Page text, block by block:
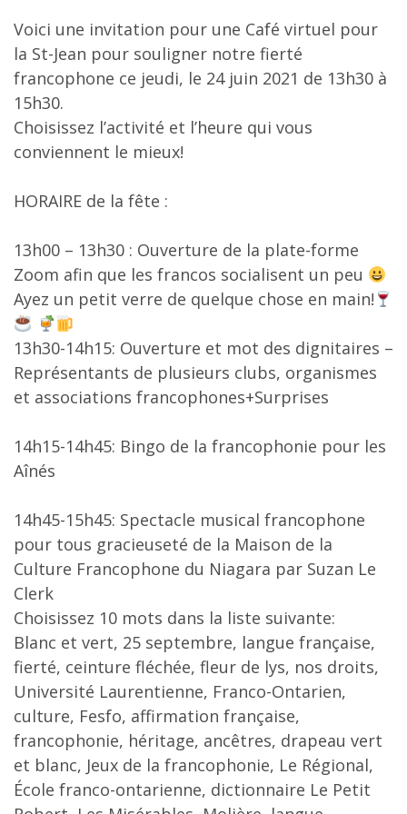
Voici une invitation pour une Café virtuel pour
la St-Jean pour souligner notre fierté
francophone ce jeudi, le 24 juin 2021 de 13h30 à
15h30.
Choisissez l’activité et l’heure qui vous
conviennent le mieux!
HORAIRE de la fête :
13h00 – 13h30 : Ouverture de la plate-forme
Zoom afin que les francos socialisent un peu
Ayez un petit verre de quelque chose en main!
13h30-14h15: Ouverture et mot des dignitaires –
Représentants de plusieurs clubs, organismes
et associations francophones+Surprises
14h15-14h45: Bingo de la francophonie pour les
Aînés
14h45-15h45: Spectacle musical francophone
pour tous gracieuseté de la Maison de la
Culture Francophone du Niagara par Suzan Le
Clerk
Choisissez 10 mots dans la liste suivante:
Blanc et vert, 25 septembre, langue française,
fierté, ceinture fléchée, fleur de lys, nos droits,
Université Laurentienne, Franco-Ontarien,
culture, Fesfo, affirmation française,
francophonie, héritage, ancêtres, drapeau vert
et blanc, Jeux de la francophonie, Le Régional,
École franco-ontarienne, dictionnaire Le Petit